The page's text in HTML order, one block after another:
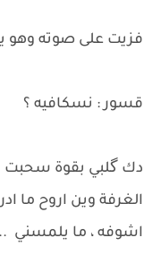
فزيت على صوته وهو
قسور : نسكافيه ؟
دك گلبي بقوة
الغرفة وين اروح ما
اشوفه ، ما يلمسني